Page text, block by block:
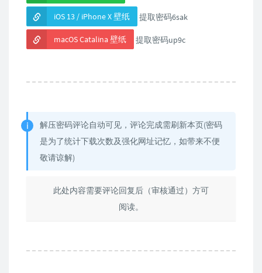
iOS 13 / iPhone X 壁纸 提取密码6sak
macOS Catalina 壁纸 提取密码up9c
解压密码评论自动可见，评论完成需刷新本页(密码
是为了统计下载次数及强化网址记忆，如带来不便
敬请谅解)
此处内容需要评论回复后（审核通过）方可
阅读。